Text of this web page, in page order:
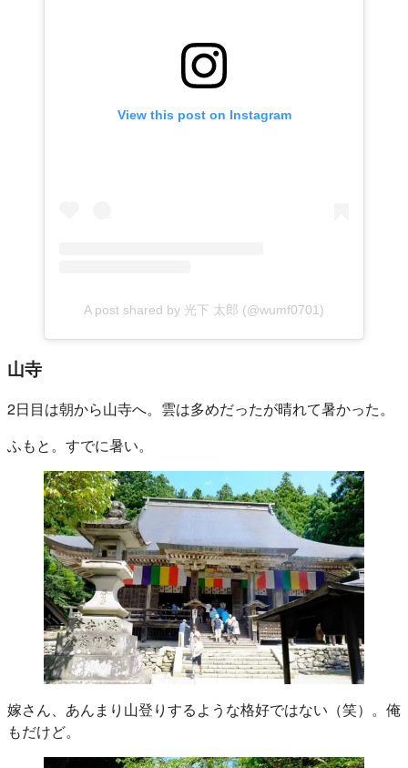
View this post on Instagram
A post shared by 光下 太郎 (@wumf0701)
山寺
2日目は朝から山寺へ。雲は多めだったが晴れて暑かった。
ふもと。すでに暑い。
嫁さん、あんまり山登りするような格好ではない（笑）。俺
もだけど。